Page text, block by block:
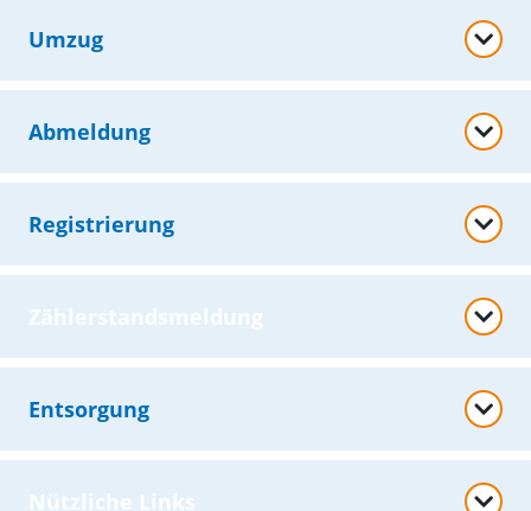
Umzug
Abmeldung
Registrierung
Zählerstandsmeldung
Entsorgung
Nützliche Links